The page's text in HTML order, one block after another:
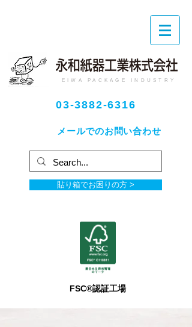
EIWA PACKAGE INDUSTRY
03-3882-6316
メールでのお問い合わせ
貼り箱でお困りの方 >
FSC®認証工場